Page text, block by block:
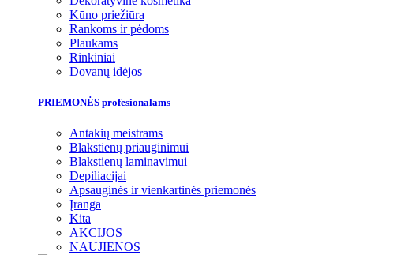
Kūno priežiūra
Rankoms ir pėdoms
Plaukams
Rinkiniai
Dovanų idėjos
PRIEMONĖS profesionalams
Antakių meistrams
Blakstienų priauginimui
Blakstienų laminavimui
Depiliacijai
Apsauginės ir vienkartinės priemonės
Įranga
Kita
AKCIJOS
NAUJIENOS